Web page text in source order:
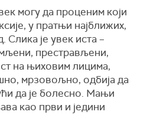
могу да проценим који
у пратњи најближих,
Слика је увек иста –
престрављени,
на њиховим лицима,
мрзовољно, одбија да
да је болесно. Мањи
као први и једини